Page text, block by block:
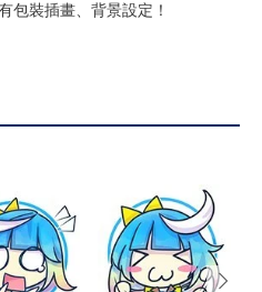
包裝插畫、背景設定！
next